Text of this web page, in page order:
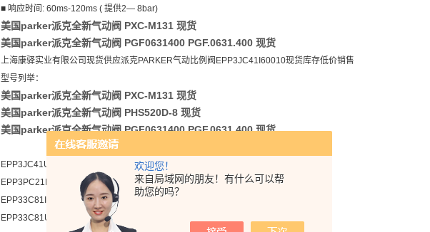
欢迎您！
来自局域网的朋友！有什么可以帮
助您的吗？
■ 响应时间: 60ms-120ms ( 提供2― 8bar)
美国parker派克全新气动阀 PXC-M131 现货
美国parker派克全新气动阀 PGF0631400 PGF.0631.400 现货
上海康驿实业有限公司现货供应派克PARKER气动比例阀EPP3JC41I60010现货库存低价销售
型号列举：
美国parker派克全新气动阀 PXC-M131 现货
美国parker派克全新气动阀 PHS520D-8 现货
美国parker派克全新气动阀 PGF0631400 PGF.0631.400 现货
EPP3JC41U10010
EPP3PC21I10007
EPP33C81I60010
EPP33C81U60010